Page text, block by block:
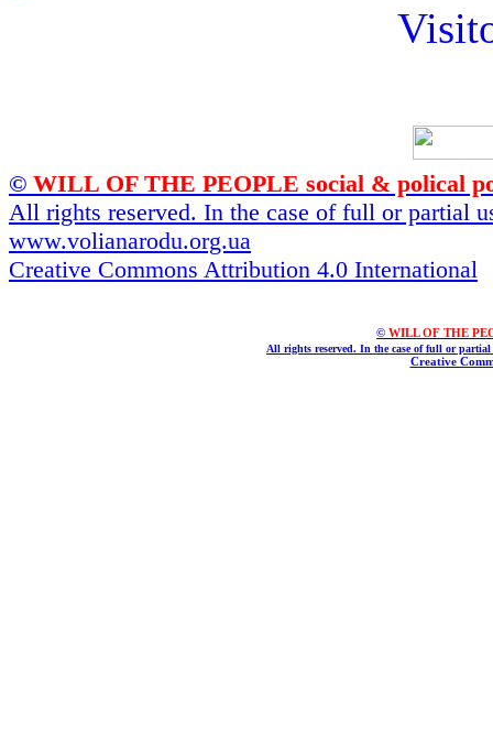
© WILL OF THE PEOPLE social & polical
All rights reserved. In the case of full or partial
www.volianarodu.org.ua
Creative Commons Attribution 4.0 International
© WILL OF THE
All rights reserved. In the case of full or
Creative